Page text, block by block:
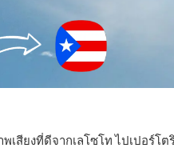
ยงที่ดีจากเลโซโท ไปเปอร์โต